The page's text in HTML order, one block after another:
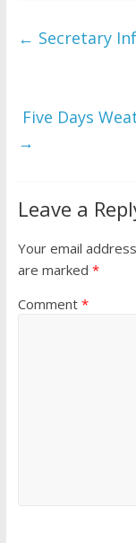
b
k
er
← Secretary
Five Days
→
Leave a
Your email
are marked *
Comment *